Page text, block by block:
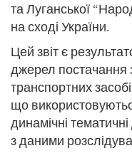
та Луганської
на сході України.
Цей звіт є
джерел постачання
транспортних
що
динамічні
з даними